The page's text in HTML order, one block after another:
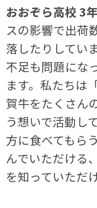
おおぞら高校 3
スの影響で出荷
落したりしてい
不足も問題にな
ます。私たちは
賀牛をたくさん
う想いで活動し
方に食べてもら
んでいただける
を知っていただ